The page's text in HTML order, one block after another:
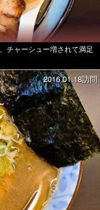
チャーシュー増されて満足
2016.01.18訪問